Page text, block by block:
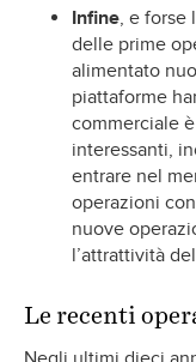
Infine, e forse
delle prime
alimentato
piattaforme
commerciale
interessanti,
entrare nel
operazioni
nuove
l’attrattività
Le recenti